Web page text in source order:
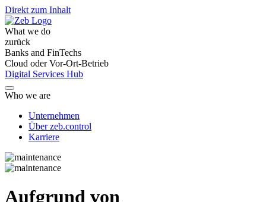
Direkt zum Inhalt
What we do
zurück
Banks and FinTechs
Cloud oder Vor-Ort-Betrieb
Digital Services Hub
Who we are
Unternehmen
Über zeb.control
Karriere
Aufgrund von